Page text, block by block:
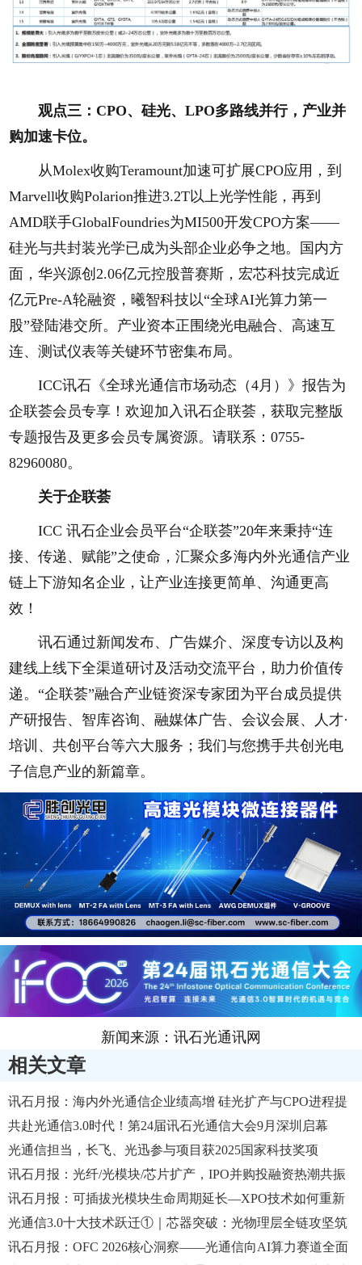
观点三：CPO、硅光、LPO多路线并行，产业并
购加速卡位。
从Molex收购Teramount加速可扩展CPO应用，到
Marvell收购Polarion推进3.2T以上光学性能，再到
AMD联手GlobalFoundries为MI500开发CPO方案——
硅光与共封装光学已成为头部企业必争之地。国内方
面，华兴源创2.06亿元控股普赛斯，宏芯科技完成近
亿元Pre-A轮融资，曦智科技以“全球AI光算力第一
股”登陆港交所。产业资本正围绕光电融合、高速互
连、测试仪表等关键环节密集布局。
ICC讯石《全球光通信市场动态（4月）》报告为
企联荟会员专享！欢迎加入讯石企联荟，获取完整版
专题报告及更多会员专属资源。请联系：0755-
82960080。
关于企联荟
ICC 讯石企业会员平台“企联荟”20年来秉持“连
接、传递、赋能”之使命，汇聚众多海内外光通信产业
链上下游知名企业，让产业连接更简单、沟通更高
效！
讯石通过新闻发布、广告媒介、深度专访以及构
建线上线下全渠道研讨及活动交流平台，助力价值传
递。“企联荟”融合产业链资深专家团为平台成员提供
产研报告、智库咨询、融媒体广告、会议会展、人才·
培训、共创平台等六大服务；我们与您携手共创光电
子信息产业的新篇章。
新闻来源：讯石光通讯网
相关文章
讯石月报：海内外光通信企业绩高增 硅光扩产与CPO进程提
速
共赴光通信3.0时代！第24届讯石光通信大会9月深圳启幕
光通信担当，长飞、光迅参与项目获2025国家科技奖项
讯石月报：光纤/光模块/芯片扩产，IPO并购投融资热潮共振
讯石月报：可插拔光模块生命周期延长—XPO技术如何重新
定义数据中心互联？
光通信3.0十大技术跃迁①｜芯器突破：光物理层全链攻坚筑
牢光算智感底层根基
讯石月报：OFC 2026核心洞察——光通信向AI算力赛道全面